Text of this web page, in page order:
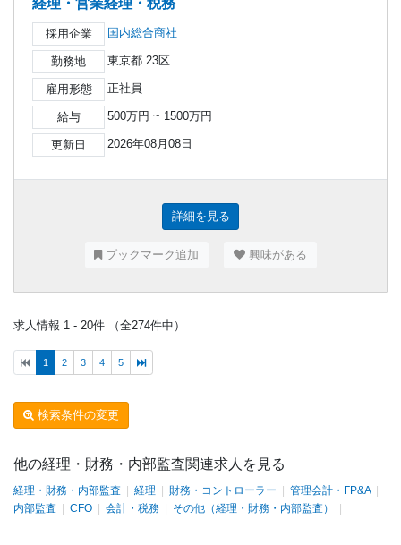
経理・営業経理・税務
採用企業 国内総合商社
勤務地 東京都 23区
雇用形態 正社員
給与 500万円 ~ 1500万円
更新日 2026年08月08日
詳細を見る
ブックマーク追加 興味がある
求人情報 1 - 20件 （全274件中）
1 2 3 4 5
検索条件の変更
他の経理・財務・内部監査関連求人を見る
経理・財務・内部監査 経理 財務・コントローラー 管理会計・FP&A
内部監査
CFO 会計・税務 その他（経理・財務・内部監査）